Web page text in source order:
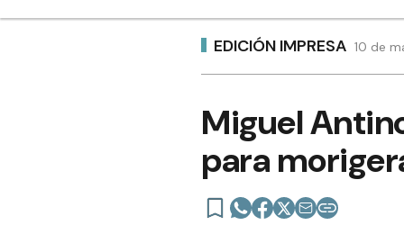
EDICIÓN IMPRESA 10 de
Miguel
para